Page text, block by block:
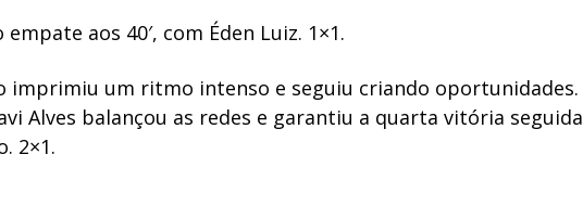
aos 40′, com Éden Luiz. 1×1.
imprimiu um ritmo intenso e seguiu criando oportunidades.
Alves balançou as redes e garantiu a quarta vitória seguida
2×1.